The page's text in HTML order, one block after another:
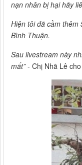
nạn nhân bị hại hãy
Hiện tôi đã cầm
Bình Thuận.
Sau livestream này
mất”- Chị Nhã Lê